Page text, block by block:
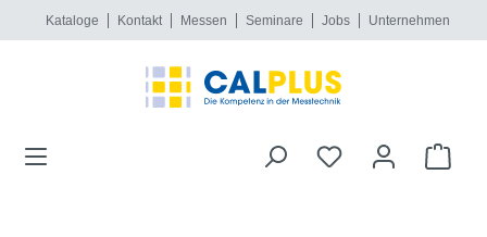
springen
Kataloge Kontakt Messen Seminare Jobs Unternehmen